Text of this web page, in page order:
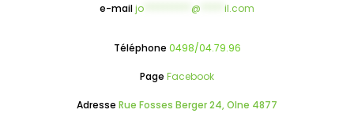
e-mailjo @ il.com
Téléphone 0498/04.79.96
Page Facebook
Adresse Rue Fosses Berger 24, Olne 4877